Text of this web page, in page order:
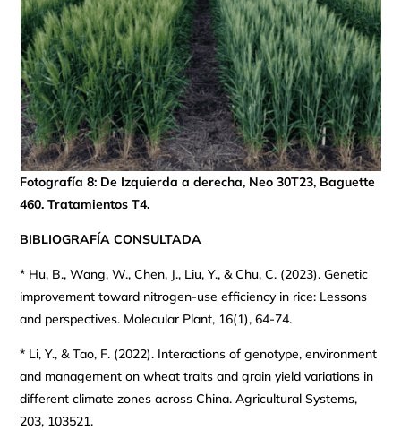
Fotografía 8: De Izquierda a derecha, Neo 30T23, Baguette
460. Tratamientos T4.
BIBLIOGRAFÍA CONSULTADA
* Hu, B., Wang, W., Chen, J., Liu, Y., & Chu, C. (2023). Genetic
improvement toward nitrogen-use efficiency in rice: Lessons
and perspectives. Molecular Plant, 16(1), 64-74.
* Li, Y., & Tao, F. (2022). Interactions of genotype, environment
and management on wheat traits and grain yield variations in
different climate zones across China. Agricultural Systems,
203, 103521.